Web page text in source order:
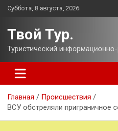
Перейти
Суббота, 8 августа, 2026
Твой Тур.
Туристический
Главная
Происшествия
ВСУ обстреляли приграничное